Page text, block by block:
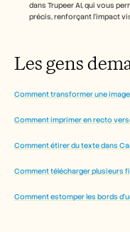
dans Trupeer AI, qui vous
précis, renforçant l’impact
Les gens
Comment transformer une
Comment imprimer en recto
Comment étirer du texte dans
Comment télécharger plusieurs
Comment estomper les bords